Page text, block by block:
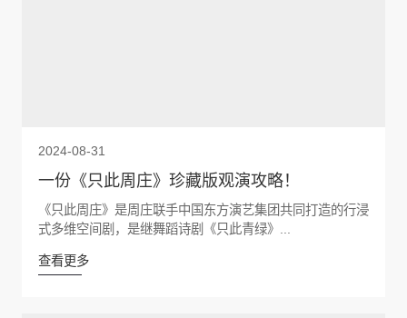
2024-08-31
一份《只此周庄》珍藏版观演攻略！
《只此周庄》是周庄联手中国东方演艺集团共同打造的行浸
式多维空间剧，是继舞蹈诗剧《只此青绿》...
查看更多